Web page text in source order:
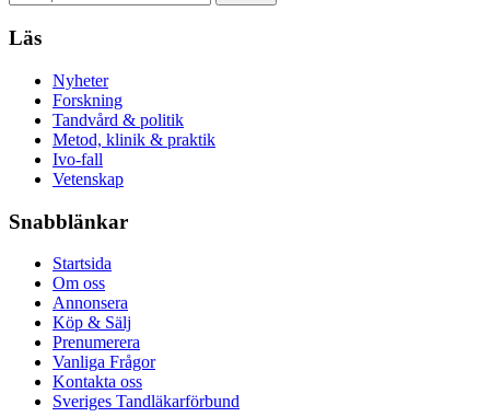
Läs
Nyheter
Forskning
Tandvård & politik
Metod, klinik & praktik
Ivo-fall
Vetenskap
Snabblänkar
Startsida
Om oss
Annonsera
Köp & Sälj
Prenumerera
Vanliga Frågor
Kontakta oss
Sveriges Tandläkarförbund